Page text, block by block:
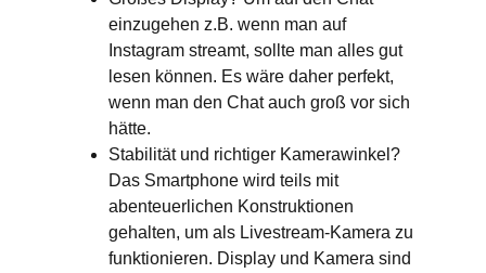
einzugehen z.B. wenn man auf
Instagram streamt, sollte man alles gut
lesen können. Es wäre daher perfekt,
wenn man den Chat auch groß vor sich
hätte.
Stabilität und richtiger Kamerawinkel ?
Das Smartphone wird teils mit
abenteuerlichen Konstruktionen
gehalten, um als Livestream-Kamera zu
funktionieren. Display und Kamera sind